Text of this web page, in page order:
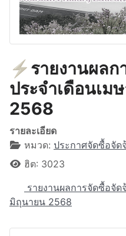
⚡รายงานผลก
ประจำเดือนเ
2568
รายละเอียด
หมวด: ประกาศจัดซื้อจัด
ฮิต: 3023
รายงานผลการจัดซื้อจัด
มิถุนายน 2568